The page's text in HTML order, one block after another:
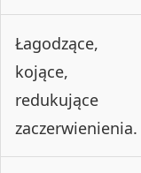
Łagodzące,
kojące,
redukujące
zaczerwienienia.